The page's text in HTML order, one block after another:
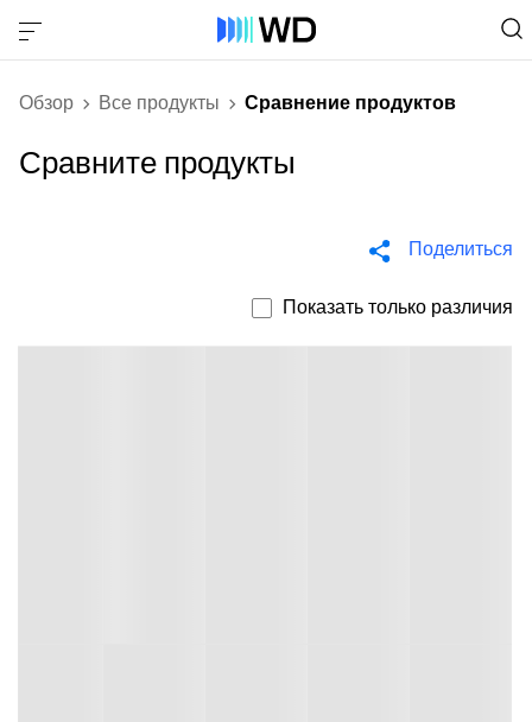
Обзор Все продукты Сравнение продуктов
Сравните продукты
Поделиться
Показать только различия